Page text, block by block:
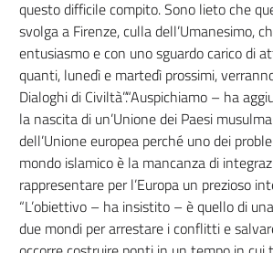
questo difficile compito. Sono lieto che
svolga a Firenze, culla dell’Umanesimo,
entusiasmo e con uno sguardo carico di
quanti, lunedì e martedì prossimi,
Dialoghi di Civiltà”.“Auspichiamo – ha
la nascita di un’Unione dei Paesi
dell’Unione europea perché uno dei
mondo islamico è la mancanza di
rappresentare per l’Europa un prezioso
“L’obiettivo – ha insistito – è quello di
due mondi per arrestare i conflitti e